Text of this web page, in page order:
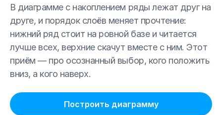
В диаграмме с накоплением ряды лежат друг на
друге, и порядок слоёв меняет прочтение:
нижний ряд стоит на ровной базе и читается
лучше всех, верхние скачут вместе с ним. Этот
приём — про осознанный выбор, кого положить
вниз, а кого наверх.
Построить диаграмму